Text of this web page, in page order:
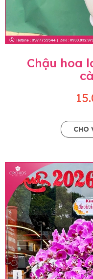
Chậu hoa
CHO